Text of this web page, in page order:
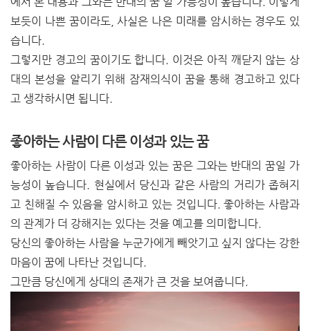
보듯이 나쁜 꿈이라도, 사실은 나은 미래를 암시하는 경우도 있
습니다.
그렇지만 경고의 꿈이기도 합니다. 이것은 아직 깨닫지 않는 상
대의 본성을 알리기 위해 잠재의식이 꿈을 통해 경고하고 있다
고 생각하시면 됩니다.
좋아하는 사람이 다른 이성과 있는 꿈
좋아하는 사람이 다른 이성과 있는 꿈은 그와는 반대의 꿈일 가
능성이 높습니다. 현실에서 당신과 같은 사람의 거리가 좁혀지
고 친해질 수 있음을 암시하고 있는 것입니다. 좋아하는 사람과
의 관계가 더 강해지는 있다는 것을 예고를 의미합니다.
당신의 좋아하는 사람을 누군가에게 빼앗기고 싶지 않다는 강한
마음이 꿈에 나타난 것입니다.
그만큼 당신에게 상대의 존재가 큰 것을 보여줍니다.